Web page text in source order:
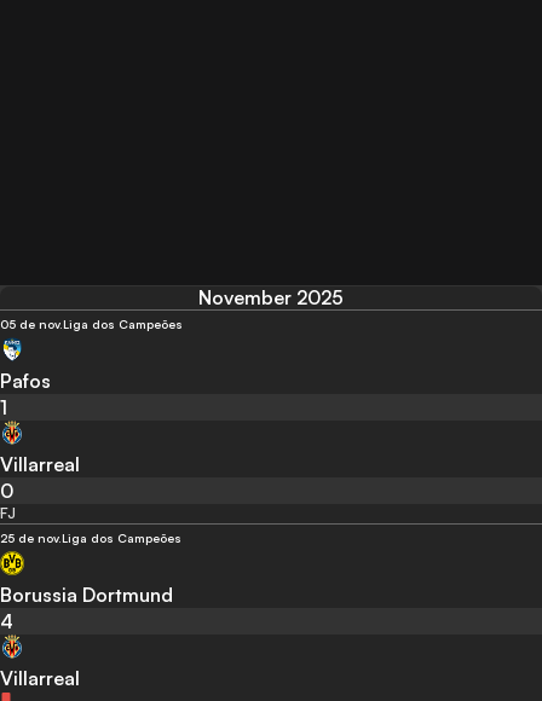
November 2025
05 de nov.Liga dos Campeões
Pafos
1
Villarreal
0
FJ
25 de nov.Liga dos Campeões
Borussia Dortmund
4
Villarreal